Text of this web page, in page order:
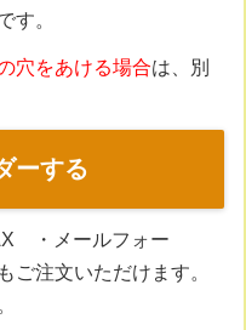
す。
穴をあける場合は、別
ーする
・メールフォー
注文いただけます。